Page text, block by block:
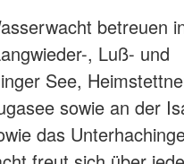
betreuen
, Luß- und
See,
sowie an der
das